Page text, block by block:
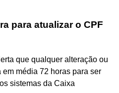
para atualizar o CPF
que qualquer alteração ou
média 72 horas para ser
sistemas da Caixa